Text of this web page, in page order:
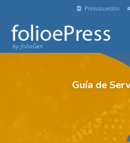
Presupuestos
by folioGen
Guía de